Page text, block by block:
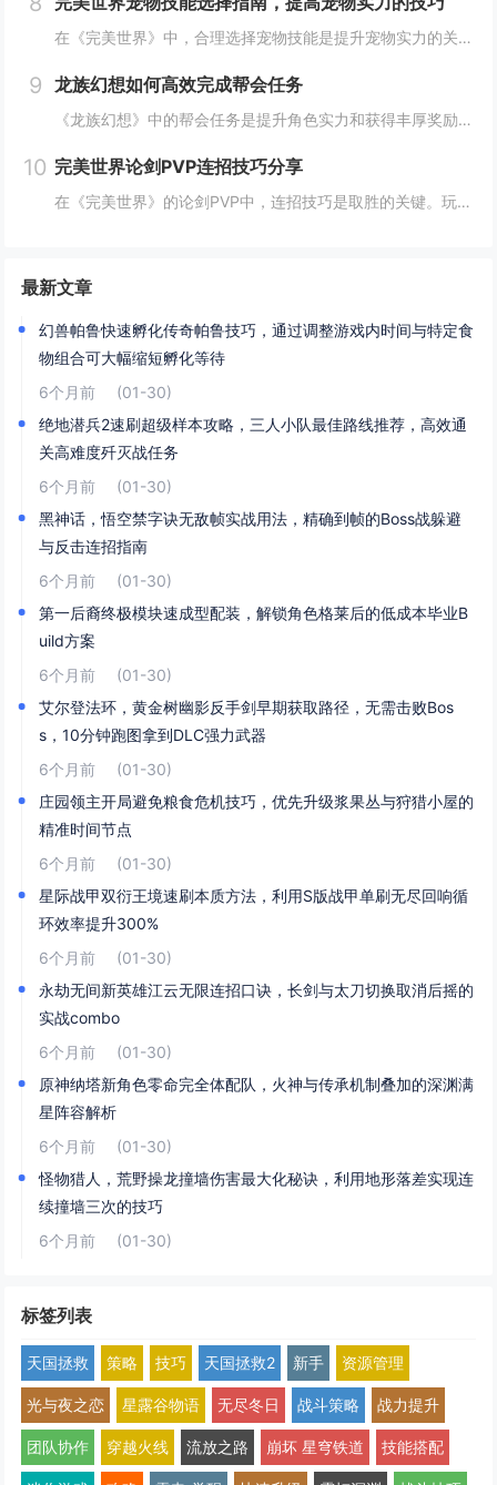
在《完美世界》中，合理选择宠物技能是提升宠物实力的关键。优先考虑增强宠物基础属性的技能，如攻击、防御和生命值。根据宠物类型和定位，选择合适的主动或被动技能，如控制、辅助或输出技能。利用宠物技能书升级技能等级，以及通过宠物合成功能优化技能组合...
9 龙族幻想如何高效完成帮会任务
《龙族幻想》中的帮会任务是提升角色实力和获得丰厚奖励的重要途径。要高效完成帮会任务，首先需要合理安排时间，选择高效率的任务组合，如组队完成副本或集体参与帮会活动。利用好帮会资源，如经验药水、加速道具等，可以显著提高任务完成速度。积极与帮会成...
10 完美世界论剑PVP连招技巧分享
在《完美世界》的论剑PVP中，连招技巧是取胜的关键。玩家需熟练掌握角色技能的释放顺序与时机，利用控制技能打断对手的攻击节奏，同时保持自身技能的连贯性。合理利用地形和位移技能，可以有效躲避敌方攻击，创造反击机会。了解并针对不同职业的特点制定策...
最新文章
幻兽帕鲁快速孵化传奇帕鲁技巧，通过调整游戏内时间与特定食
物组合可大幅缩短孵化等待
6个月前
(01-30)
绝地潜兵2速刷超级样本攻略，三人小队最佳路线推荐，高效通
关高难度歼灭战任务
6个月前
(01-30)
黑神话，悟空禁字诀无敌帧实战用法，精确到帧的Boss战躲避
与反击连招指南
6个月前
(01-30)
第一后裔终极模块速成型配装，解锁角色格莱后的低成本毕业B
uild方案
6个月前
(01-30)
艾尔登法环，黄金树幽影反手剑早期获取路径，无需击败Bos
s，10分钟跑图拿到DLC强力武器
6个月前
(01-30)
庄园领主开局避免粮食危机技巧，优先升级浆果丛与狩猎小屋的
精准时间节点
6个月前
(01-30)
星际战甲双衍王境速刷本质方法，利用S版战甲单刷无尽回响循
环效率提升300%
6个月前
(01-30)
永劫无间新英雄江云无限连招口诀，长剑与太刀切换取消后摇的
实战combo
6个月前
(01-30)
原神纳塔新角色零命完全体配队，火神与传承机制叠加的深渊满
星阵容解析
6个月前
(01-30)
怪物猎人，荒野操龙撞墙伤害最大化秘诀，利用地形落差实现连
续撞墙三次的技巧
6个月前
(01-30)
标签列表
天国拯救 策略 技巧 天国拯救2 新手 资源管理
光与夜之恋 星露谷物语 无尽冬日 战斗策略 战力提升
团队协作 穿越火线 流放之路 崩坏 星穹铁道 技能搭配